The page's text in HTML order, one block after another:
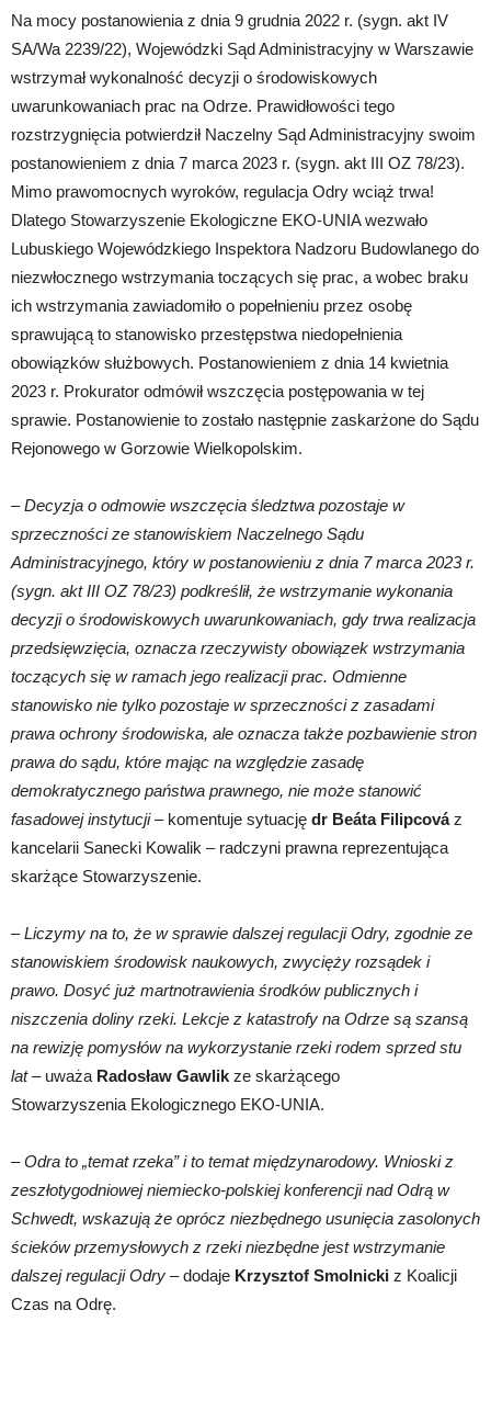
Na mocy postanowienia z dnia 9 grudnia 2022 r. (sygn. akt IV
SA/Wa 2239/22), Wojewódzki Sąd Administracyjny w Warszawie
wstrzymał wykonalność decyzji o środowiskowych
uwarunkowaniach prac na Odrze. Prawidłowości tego
rozstrzygnięcia potwierdził Naczelny Sąd Administracyjny swoim
postanowieniem z dnia 7 marca 2023 r. (sygn. akt III OZ 78/23).
Mimo prawomocnych wyroków, regulacja Odry wciąż trwa!
Dlatego Stowarzyszenie Ekologiczne EKO-UNIA wezwało
Lubuskiego Wojewódzkiego Inspektora Nadzoru Budowlanego do
niezwłocznego wstrzymania toczących się prac, a wobec braku
ich wstrzymania zawiadomiło o popełnieniu przez osobę
sprawującą to stanowisko przestępstwa niedopełnienia
obowiązków służbowych. Postanowieniem z dnia 14 kwietnia
2023 r. Prokurator odmówił wszczęcia postępowania w tej
sprawie. Postanowienie to zostało następnie zaskarżone do Sądu
Rejonowego w Gorzowie Wielkopolskim.
–Decyzja o odmowie wszczęcia śledztwa pozostaje w
sprzeczności ze stanowiskiem Naczelnego Sądu
Administracyjnego, który w postanowieniu z dnia 7 marca 2023 r.
(sygn. akt III OZ 78/23) podkreślił, że wstrzymanie wykonania
decyzji o środowiskowych uwarunkowaniach, gdy trwa realizacja
przedsięwzięcia, oznacza rzeczywisty obowiązek wstrzymania
toczących się w ramach jego realizacji prac. Odmienne
stanowisko nie tylko pozostaje w sprzeczności z zasadami
prawa ochrony środowiska, ale oznacza także pozbawienie stron
prawa do sądu, które mając na względzie zasadę
demokratycznego państwa prawnego, nie może stanowić
fasadowej instytucji– komentuje sytuację dr Beáta Filipcováz
kancelarii Sanecki Kowalik – radczyni prawna reprezentująca
skarżące Stowarzyszenie.
–Liczymy na to, że w sprawie dalszej regulacji Odry, zgodnie ze
stanowiskiem środowisk naukowych, zwycięży rozsądek i
prawo. Dosyć już martnotrawienia środków publicznych i
niszczenia doliny rzeki. Lekcje z katastrofy na Odrze są szansą
na rewizję pomysłów na wykorzystanie rzeki rodem sprzed stu
lat– uważa Radosław Gawlik ze skarżącego
Stowarzyszenia Ekologicznego EKO-UNIA.
–Odra to „temat rzeka” i to temat międzynarodowy. Wnioski z
zeszłotygodniowej niemiecko-polskiej konferencji nad Odrą w
Schwedt, wskazują że oprócz niezbędnego usunięcia zasolonych
ścieków przemysłowych z rzeki niezbędne jest wstrzymanie
dalszej regulacji Odry – dodaje Krzysztof Smolnicki z Koalicji
Czas na Odrę.